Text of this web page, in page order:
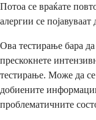
Потоа се враќате
алергии се појавуваат
Ова тестирање бара
прескокнете
тестирање. Може да
добиените
проблематичните